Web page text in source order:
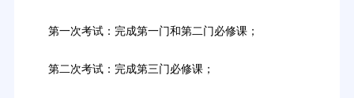
第一次考试：完成第一门和第二门必修课；
第二次考试：完成第三门必修课；